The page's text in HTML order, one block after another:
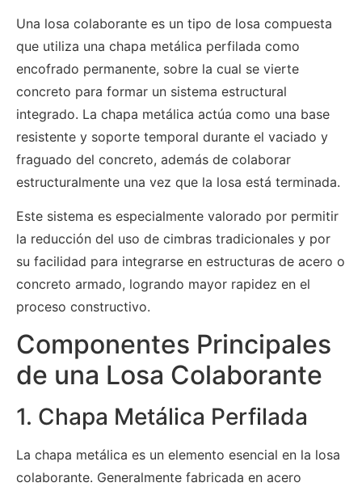
Una losa colaborante es un tipo de losa compuesta
que utiliza una chapa metálica perfilada como
encofrado permanente, sobre la cual se vierte
concreto para formar un sistema estructural
integrado. La chapa metálica actúa como una base
resistente y soporte temporal durante el vaciado y
fraguado del concreto, además de colaborar
estructuralmente una vez que la losa está terminada.
Este sistema es especialmente valorado por permitir
la reducción del uso de cimbras tradicionales y por
su facilidad para integrarse en estructuras de acero o
concreto armado, logrando mayor rapidez en el
proceso constructivo.
Componentes Principales
de una Losa Colaborante
1. Chapa Metálica Perfilada
La chapa metálica es un elemento esencial en la losa
colaborante. Generalmente fabricada en acero